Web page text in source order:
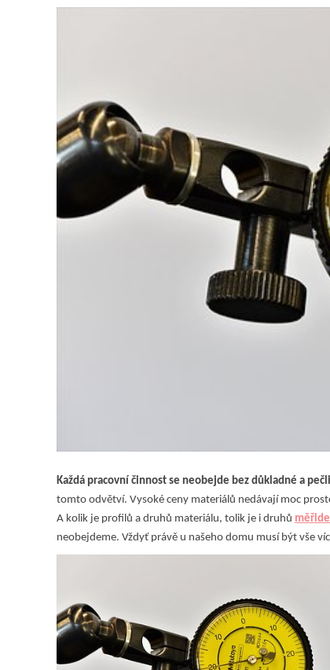
Každá pracovní činnost se neobejde bez důkladné a
tomto odvětví. Vysoké ceny materiálů nedávají moc
A kolik je profilů a druhů materiálu, tolik je i druhů
neobejdeme. Vždyť právě u našeho domu musí být vše